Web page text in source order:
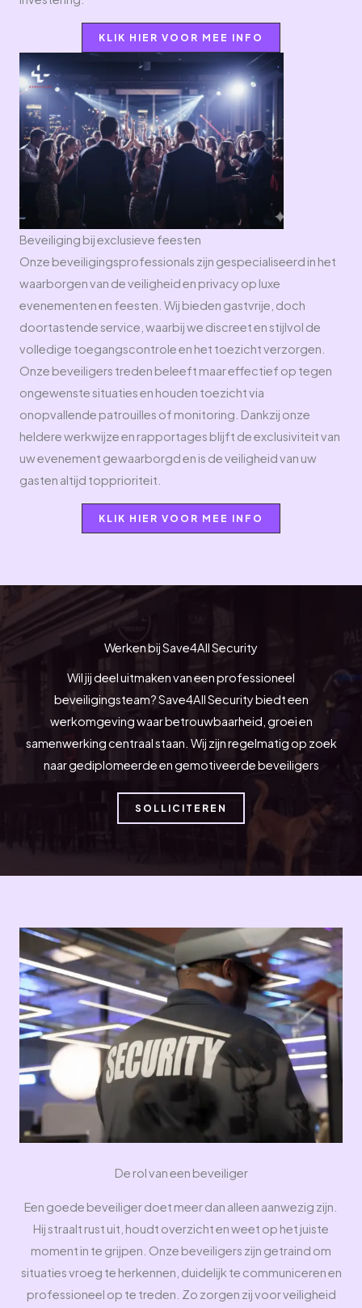
KLIK HIER VOOR MEE INFO
Beveiliging bij exclusieve feesten
Onze beveiligingsprofessionals zijn gespecialiseerd in het
waarborgen van de veiligheid en privacy op luxe
evenementen en feesten. Wij bieden gastvrije, doch
doortastende service, waarbij we discreet en stijlvol de
volledige toegangscontrole en het toezicht verzorgen.
Onze beveiligers treden beleeft maar effectief op tegen
ongewenste situaties en houden toezicht via
onopvallende patrouilles of monitoring. Dankzij onze
heldere werkwijze en rapportages blijft de exclusiviteit van
uw evenement gewaarborgd en is de veiligheid van uw
gasten altijd topprioriteit.
KLIK HIER VOOR MEE INFO
Werken bij Save4All Security
Wil jij deel uitmaken van een professioneel
beveiligingsteam? Save4All Security biedt een
werkomgeving waar betrouwbaarheid, groei en
samenwerking centraal staan. Wij zijn regelmatig op zoek
naar gediplomeerde en gemotiveerde beveiligers
SOLLICITEREN
De rol van een beveiliger
Een goede beveiliger doet meer dan alleen aanwezig zijn.
Hij straalt rust uit, houdt overzicht en weet op het juiste
moment in te grijpen. Onze beveiligers zijn getraind om
situaties vroeg te herkennen, duidelijk te communiceren en
professioneel op te treden. Zo zorgen zij voor veiligheid